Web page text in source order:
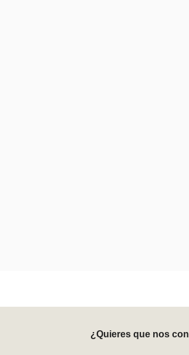
¿Quieres que nos